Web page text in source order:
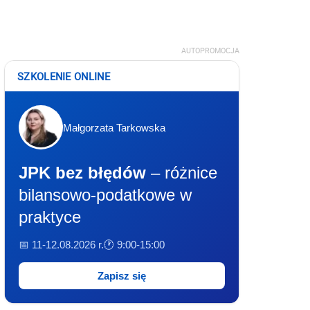
AUTOPROMOCJA
SZKOLENIE ONLINE
Małgorzata Tarkowska
JPK bez błędów – różnice
bilansowo-podatkowe w
praktyce
📅 11-12.08.2026 r.🕐 9:00-15:00
Zapisz się